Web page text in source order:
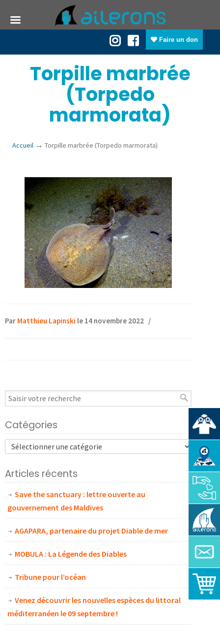
Faire un don
Torpille marbrée
(Torpedo
marmorata)
Accueil → Torpille marbrée (Torpedo marmorata)
Par Matthieu Lapinski le 14 novembre 2022 /
Catégories
Articles récents
Save the sanctuary : lettre ouverte au
gouvernement des Maldives
AGAPARA, partenaire du projet Diable de mer
MOBULA : La Légende des Diables
Tribune pour l’océan
Venez découvrir les nouvelles espèces du littoral
méditerranéen le 09 septembre !